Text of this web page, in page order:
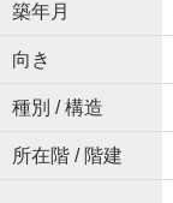
築年月
向き
種別 / 構造
所在階 / 階建